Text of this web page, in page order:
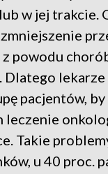
w jej trakcie.
powodu
Dlatego lekarze
pacjentów,
leczenie
Takie
u 40 proc.